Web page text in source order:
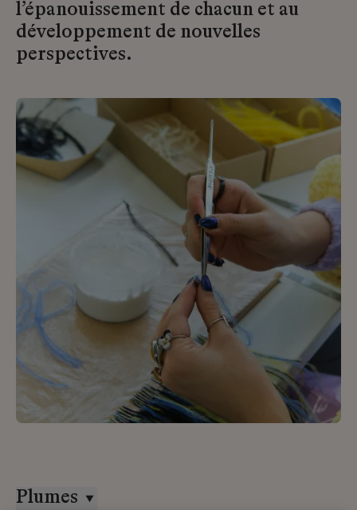
l’épanouissement de chacun et au
développement de nouvelles
perspectives.
Plumes